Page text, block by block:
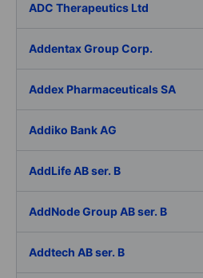
ADC Therapeutics Ltd
Addentax Group Corp.
Addex Pharmaceuticals SA
Addiko Bank AG
AddLife AB ser. B
AddNode Group AB ser. B
Addtech AB ser. B